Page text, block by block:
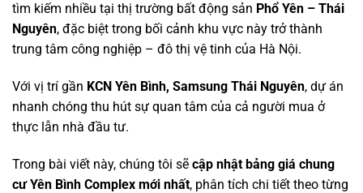
tìm kiếm nhiều tại thị trường bất động sản Phổ Yên – Thái
Nguyên, đặc biệt trong bối cảnh khu vực này trở thành
trung tâm công nghiệp – đô thị vệ tinh của Hà Nội.
Với vị trí gần KCN Yên Bình, Samsung Thái Nguyên, dự án
nhanh chóng thu hút sự quan tâm của cả người mua ở
thực lẫn nhà đầu tư.
Trong bài viết này, chúng tôi sẽ cập nhật bảng giá chung
cư Yên Bình Complex mới nhất, phân tích chi tiết theo từng